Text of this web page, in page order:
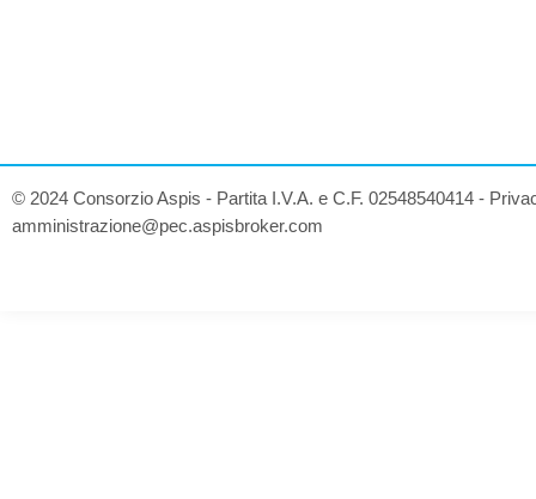
© 2024 Consorzio Aspis - Partita I.V.A. e C.F. 02548540414 -
amministrazione@pec.aspisbroker.com